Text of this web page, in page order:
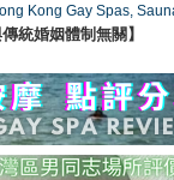
Kong Gay Spas,
統婚姻體制無關】